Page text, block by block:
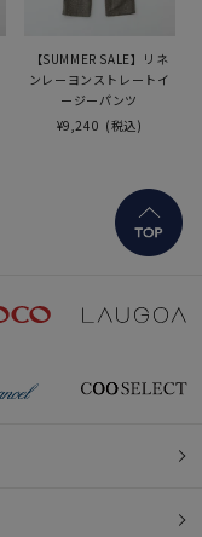
【SUMMER SALE】リネ
ンレーヨンストレートイ
ージーパンツ
¥9,240 (税込)